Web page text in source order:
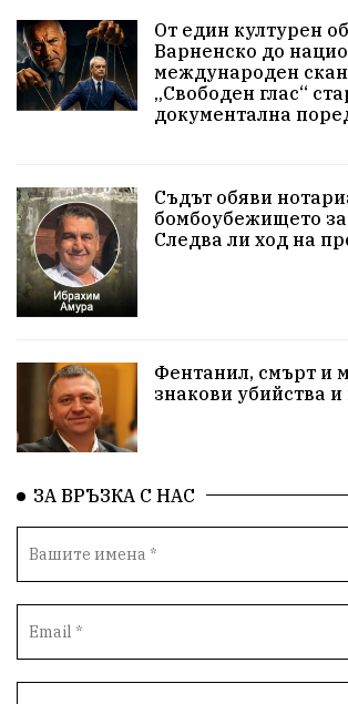
Културни и спортни събития
Безводие пожари Тенис
Училища Лична инициатива
Приют за кучета Култура и
Музика Камчия
Незаконно строителство
Да защитим кмета на Варна
Плуване Образователен форум
Временни промени в движението
„Възраждане“
От един културен
Варненско до
международен
„Свободен глас“
документална
Съдът обяви
бомбоубежището
Следва ли ход на
Фентанил, смърт и
знакови убийства
ЗА ВРЪЗКА С НАС